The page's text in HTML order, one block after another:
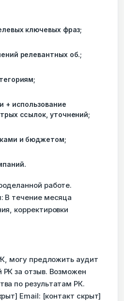
ключевых фраз;
релевантных об.;
+ использование
ссылок, уточнений;
и бюджетом;
работе.
В течение месяца
корректировки
могу предложить аудит
за отзыв. Возможен
по результатам РК.
Email: [контакт скрыт]